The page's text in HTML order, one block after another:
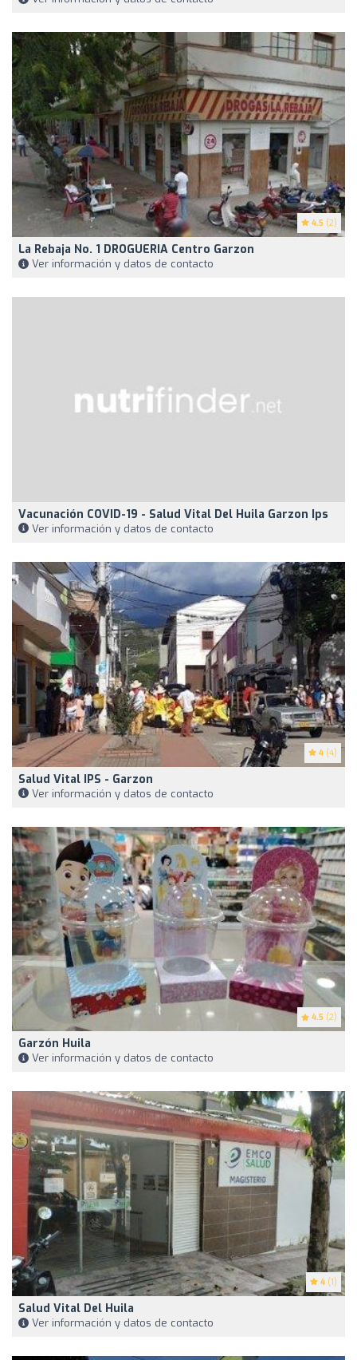
4.5 (2)
La Rebaja No. 1 DROGUERIA Centro Garzon
Ver información y datos de contacto
Vacunación COVID-19 - Salud Vital Del Huila Garzon Ips
Ver información y datos de contacto
4 (4)
Salud Vital IPS - Garzon
Ver información y datos de contacto
4.5 (2)
Garzón Huila
Ver información y datos de contacto
4 (1)
Salud Vital Del Huila
Ver información y datos de contacto